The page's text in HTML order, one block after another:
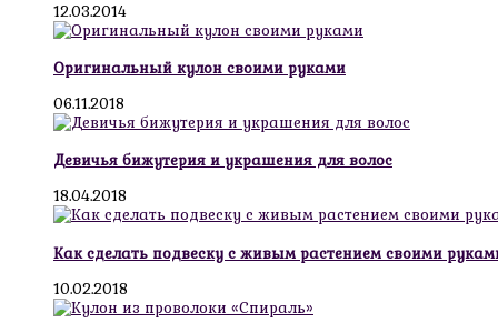
12.03.2014
Оригинальный кулон своими руками
06.11.2018
Девичья бижутерия и украшения для волос
18.04.2018
Как сделать подвеску с живым растением своими
10.02.2018